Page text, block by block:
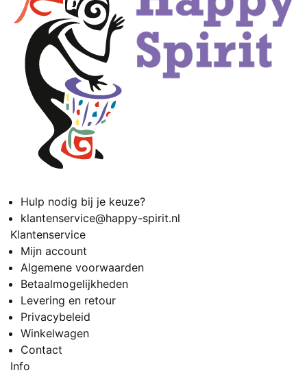
Hulp nodig bij je keuze?
klantenservice@happy-spirit.nl
Klantenservice
Mijn account
Algemene voorwaarden
Betaalmogelijkheden
Levering en retour
Privacybeleid
Winkelwagen
Contact
Info